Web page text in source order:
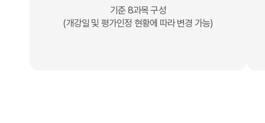
기준 8과목 구성
(개강일 및 평가인정 현황에 따라 변경 가능)